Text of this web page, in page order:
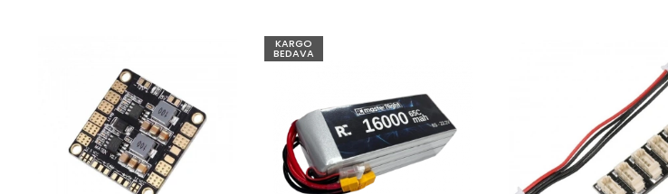
KARGO
BEDAVA